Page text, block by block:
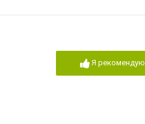
Я рекомендую